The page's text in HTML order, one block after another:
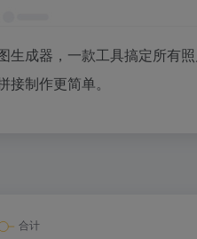
成器，一款工具搞定所有
制作更简单。